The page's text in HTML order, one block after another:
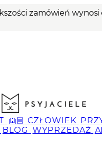
zamówień wynosi
👱🏼 CZŁOWIEK
BLOG WYPRZEDAŻ